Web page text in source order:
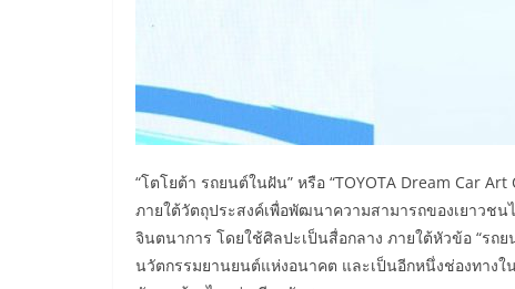
“โตโยต้า รถยนต์ในฝัน” หรือ “TOYOTA Dream Car
ภายใต้วัตถุประสงค์เพื่อพัฒนาความสามารถของเยาวช
จินตนาการ โดยใช้ศิลปะเป็นสื่อกลาง ภายใต้หัวข้อ “รถ
นวัตกรรมยานยนต์แห่งอนาคต และเป็นอีกหนึ่งช่องทาง